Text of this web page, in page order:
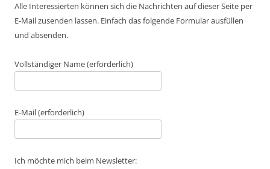
Alle Interessierten können sich die Nachrichten auf dieser Seite per
E-Mail zusenden lassen. Einfach das folgende Formular ausfüllen
und absenden.
Vollständiger Name (erforderlich)
E-Mail (erforderlich)
Ich möchte mich beim Newsletter: